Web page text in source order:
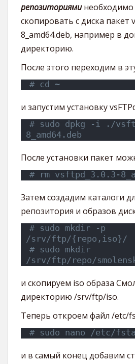
репозиторияминеобходимо
скопировать с диска пакет
8_amd64.deb, например в
директорию.
После этого переходим в
# cd ~
и запустим установку
# sudo dpkg -i ./
8_amd64.deb
После установки пакет
# rm vsftpd_3.0.3-
Затем создадим каталоги
репозитория и образов
# sudo mkdir -p
/srv/ftp/{repo,iso}/
# sudo mkdir
/srv/ftp/repo/
и скопируем iso образа
директорию /srv/ftp/iso.
Теперь откроем файл /etc/
# sudo nano /etc/
и в самый конец добавим